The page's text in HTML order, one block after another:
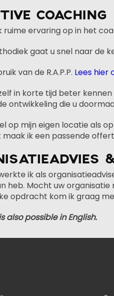
COACHING
ruime ervaring op in het
gaat u snel naar de
van de R.A.P.P. Lees hier
in korte tijd beter
ontwikkeling die u
op mijn eigen locatie als
maak ik een passende
ik als
heb. Mocht uw
opdracht kom ik graag
also possible in English.